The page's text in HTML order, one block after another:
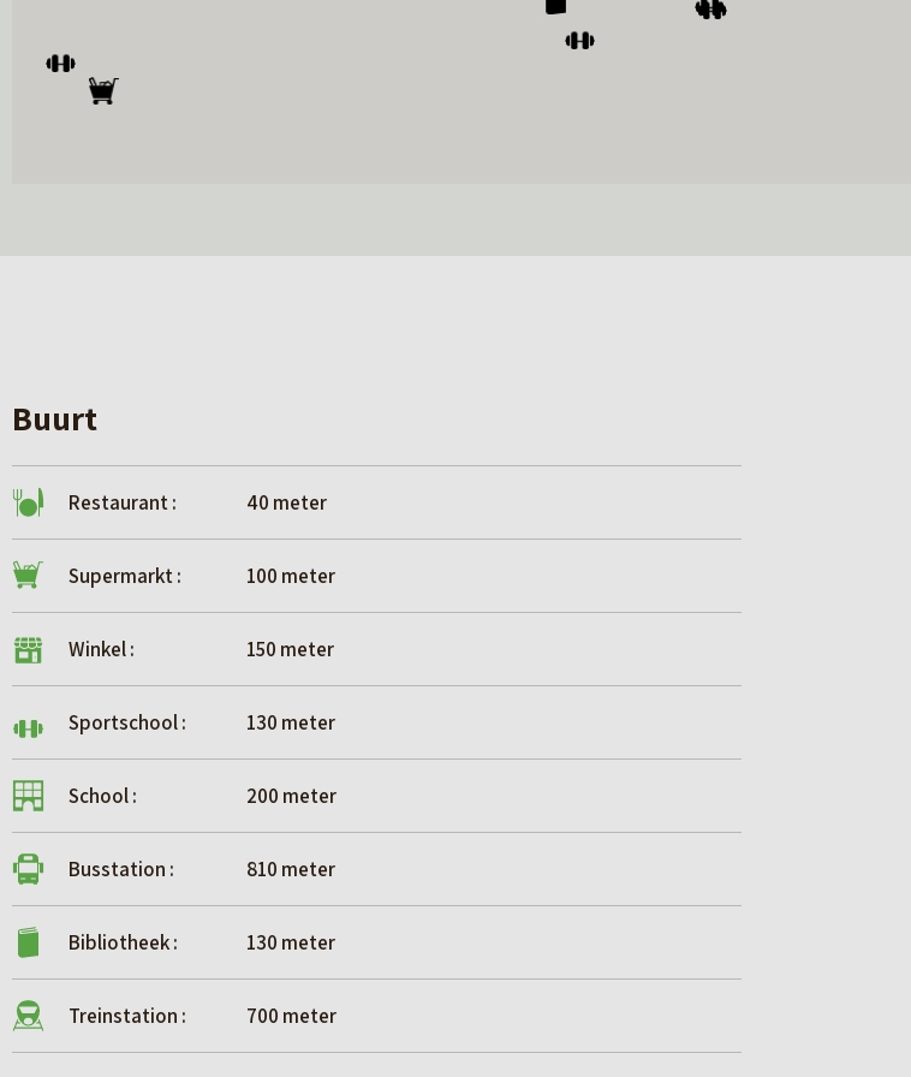
Buurt
Restaurant : 40 meter
Supermarkt : 100 meter
Winkel : 150 meter
Sportschool : 130 meter
School : 200 meter
Busstation : 810 meter
Bibliotheek : 130 meter
Treinstation : 700 meter